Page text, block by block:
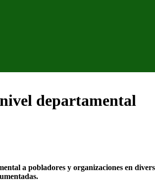
departamental
a pobladores y organizaciones en